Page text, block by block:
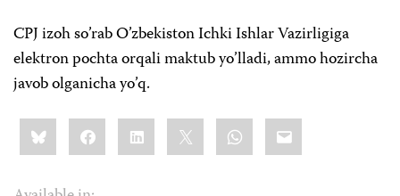
CPJ izoh so’rab O’zbekiston Ichki Ishlar Vazirligiga
elektron pochta orqali maktub yo’lladi, ammo hozircha
javob olganicha yo’q.
Share
this:BlueskyFacebookLinkedIn WhatsApp
Email